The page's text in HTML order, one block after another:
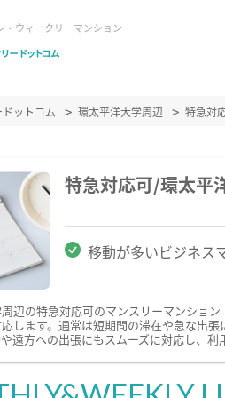
・ウィークリーマンション
ットコム 環太平洋大学周辺 特急対
特急対応可/環太平
移動が多いビジネス
辺の特急対応可のマンスリーマンショ
します。通常は短期間の滞在や急な出
遠方への出張にもスムーズに対応し、利